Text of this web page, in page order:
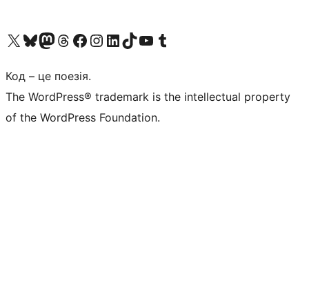
Visit our X (formerly Twitter) account
Visit our Bluesky account
Завітайте до нашої стрічки в Mastodon
Visit our Threads account
Завітайте на нашу сторінку в Facebook
Visit our Instagram account
Visit our LinkedIn account
Visit our TikTok account
Visit our YouTube channel
Visit our Tumblr account
Код – це поезія.
The WordPress® trademark is the intellectual property
of the WordPress Foundation.